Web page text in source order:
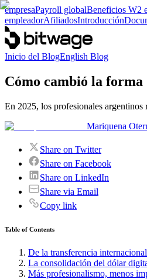
empresaPayroll globalBeneficios W2
empleadorAfiliadosIntroducción
Inicio del BlogEnglish Blog
Cómo cambió la
En 2025, los profesionales
Mariquena
Share on Twitter
Share on Facebook
Share on LinkedIn
Share via Email
Copy link
Table of Contents
De la transferencia
La consolidación del dólar
Más profesionalismo, menos